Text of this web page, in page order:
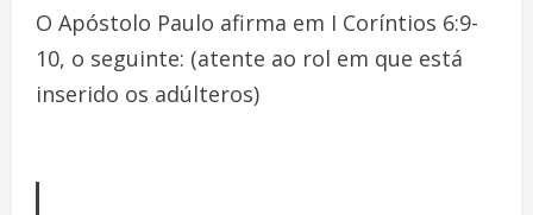
O Apóstolo Paulo afirma em I Coríntios 6:9-
10, o seguinte: (atente ao rol em que está
inserido os adúlteros)